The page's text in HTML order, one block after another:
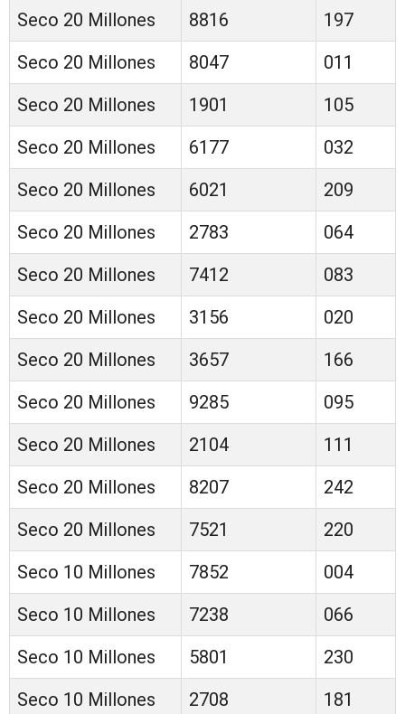
Seco 20 Millones 8816
197
Seco 20 Millones
8047
011
Seco 20 Millones
1901
105
Seco 20 Millones
6177
032
Seco 20 Millones
6021
209
Seco 20 Millones
2783
064
Seco 20 Millones
7412
083
Seco 20 Millones
3156
020
Seco 20 Millones
3657
166
Seco 20 Millones
9285
095
Seco 20 Millones
2104
111
Seco 20 Millones
8207
242
Seco 20 Millones
7521
220
Seco 10 Millones
7852
004
Seco 10 Millones
7238
066
Seco 10 Millones
5801
230
Seco 10 Millones
2708
181